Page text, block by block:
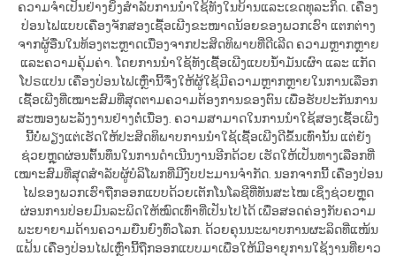
ຄວາມຈຳເປັນຢ່າງຍິ່ງສຳລັບການນຳໃຊ້ທັງໃນບ້ານແລະເຂດທຸລະກິດ. ເຄື່ອງ
ປ່ອນໄຟແບບເຄື່ອງຈັກສອງເຊື້ອເພີງຂະໜາດນ້ອຍຂອງພວກເຮົາ ແຕກຕ່າງ
ຈາກຜູ້ອື່ນໃນທ້ອງຕະຫຼາດເນື່ອງຈາກປະສິດທິພາບທີ່ດີເລີດ ຄວາມຫຼາກຫຼາຍ
ແລະຄວາມຄຸ້ມຄ່າ. ໂດຍການນຳໃຊ້ທັງເຊື້ອເພີງແບບນ້ຳມັນເຜົາ ແລະ ແກັດ
ໂປຣແປນ ເຄື່ອງປ່ອນໄຟເຫຼົ່ານີ້ຈຶ່ງໃຫ້ຜູ້ໃຊ້ມີຄວາມຫຼາກຫຼາຍໃນການເລືອກ
ເຊື້ອເພີງທີ່ເໝາະສົມທີ່ສຸດຕາມຄວາມຕ້ອງການຂອງຕົນ ເພື່ອຮັບປະກັນການ
ສະໜອງພະລັງງານຢ່າງຕໍ່ເນື່ອງ. ຄວາມສາມາດໃນການນຳໃຊ້ສອງເຊື້ອເພີງ
ນີ້ບໍ່ພຽງແຕ່ເຮັດໃຫ້ປະສິດທິພາບການນຳໃຊ້ເຊື້ອເພີງດີຂຶ້ນເທົ່ານັ້ນ ແຕ່ຍັງ
ຊ່ວຍຫຼຸດຜ່ອນຕົ້ນທຶນໃນການດຳເນີນງານອີກດ້ວຍ ເຮັດໃຫ້ເປັນທາງເລືອກທີ່
ເໝາະສົມທີ່ສຸດສຳລັບຜູ້ບໍລິໂພກທີ່ມີງົບປະມານຈຳກັດ. ນອກຈາກນີ້ ເຄື່ອງປ່ອນ
ໄຟຂອງພວກເຮົາຖືກອອກແບບດ້ວຍເຕັກໂນໂລຊີທີ່ທັນສະໄໝ ເຊິ່ງຊ່ວຍຫຼຸດ
ຜ່ອນການປ່ອຍມົນລະພິດໃຫ້ໝົດເທົ່າທີ່ເປັນໄປໄດ້ ເພື່ອສອດຄ່ອງກັບຄວາມ
ພະຍາຍາມດ້ານຄວາມຍືນຍົງທົ່ວໂລກ. ດ້ວຍຄຸນນະພາບການຜະລິດທີ່ແໜ້ນ
ແຟ້ນ ເຄື່ອງປ່ອນໄຟເຫຼົ່ານີ້ຖືກອອກແບບມາເພື່ອໃຫ້ມີອາຍຸການໃຊ້ງານທີ່ຍາວ